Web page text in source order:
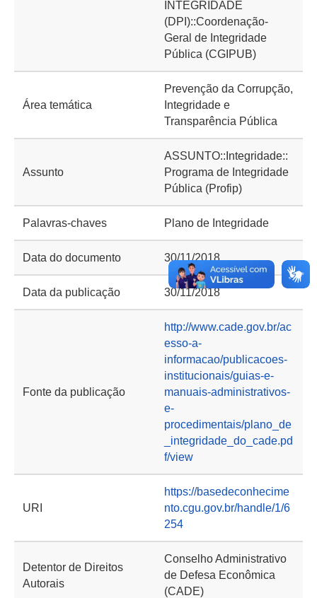
INTEGRIDADE
(DPI)::Coordenação-
Geral de Integridade
Pública (CGIPUB)
Área temática
Prevenção da Corrupção,
Integridade e
Transparência Pública
Assunto
ASSUNTO::Integridade::
Programa de Integridade
Pública (Profip)
Palavras-chaves Plano de Integridade
Data do documento 30/11/2018
Data da publicação 30/11/2018
Fonte da publicação
http://www.cade.gov.br/ac
esso-a-
informacao/publicacoes-
institucionais/guias-e-
manuais-administrativos-
e-
procedimentais/plano_de
_integridade_do_cade.pd
f/view
URI
https://basedeconhecime
nto.cgu.gov.br/handle/1/6
254
Detentor de Direitos
Autorais
Conselho Administrativo
de Defesa Econômica
(CADE)